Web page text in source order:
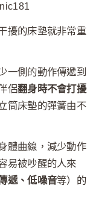
擾的床墊就非常重
一側的動作傳遞到
侶翻身時不會打擾
筒床墊的彈簧由不
體曲線，減少動作
易被吵醒的人來
遞、低噪音等）的